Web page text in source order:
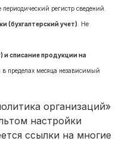
периодический регистр сведений.
(бухгалтерский учет) . Не
и списание продукции на
в пределах месяца независимый
организаций»
настройки
ссылки на многие